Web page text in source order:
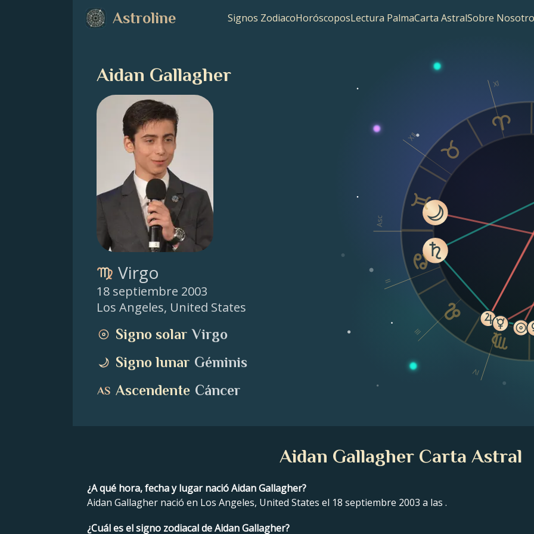
Astroline Signos ZodiacoHoróscoposLectura PalmaCarta AstralSobre
Aidan Gallagher
Virgo
18 septiembre 2003
Los Angeles, United States
Signo solar Virgo
Signo lunar Géminis
Ascendente Cáncer
Asc
II
III
IV
XI
XII
Aidan Gallagher Carta Astral
¿A qué hora, fecha y lugar nació Aidan Gallagher?
Aidan Gallagher nació en Los Angeles, United States el 18 septiembre 2003 a las .
¿Cuál es el signo zodiacal de Aidan Gallagher?